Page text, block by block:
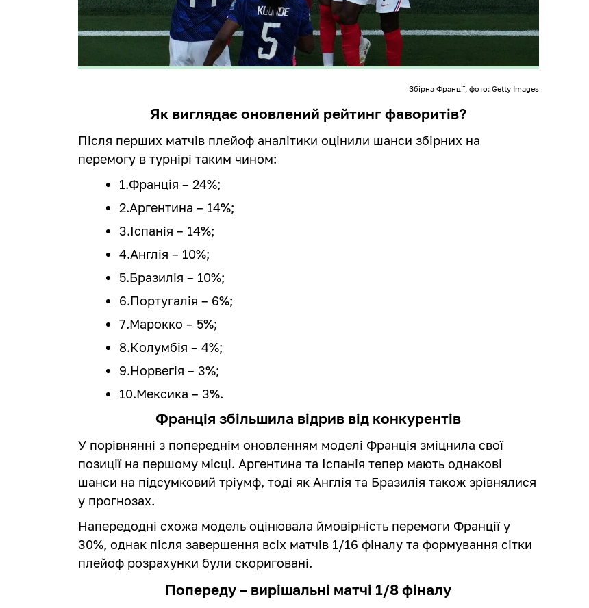
Збірна Франції, фото: Getty Images
Як виглядає оновлений рейтинг фаворитів?
Після перших матчів плейоф аналітики оцінили шанси збірних на
перемогу в турнірі таким чином:
1.Франція – 24%;
2.Аргентина – 14%;
3.Іспанія – 14%;
4.Англія – 10%;
5.Бразилія – 10%;
6.Португалія – 6%;
7.Марокко – 5%;
8.Колумбія – 4%;
9.Норвегія – 3%;
10.Мексика – 3%.
Франція збільшила відрив від конкурентів
У порівнянні з попереднім оновленням моделі Франція зміцнила свої
позиції на першому місці. Аргентина та Іспанія тепер мають однакові
шанси на підсумковий тріумф, тоді як Англія та Бразилія також зрівнялися
у прогнозах.
Напередодні схожа модель оцінювала ймовірність перемоги Франції у
30%, однак після завершення всіх матчів 1/16 фіналу та формування сітки
плейоф розрахунки були скориговані.
Попереду – вирішальні матчі 1/8 фіналу